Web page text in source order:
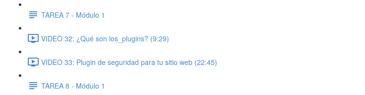
TAREA 7 - Módulo 1
VIDEO 32: ¿Qué son los_plugins? (9:29)
VIDEO 33: Plugin de seguridad para tu sitio web (22:45)
TAREA 8 - Módulo 1